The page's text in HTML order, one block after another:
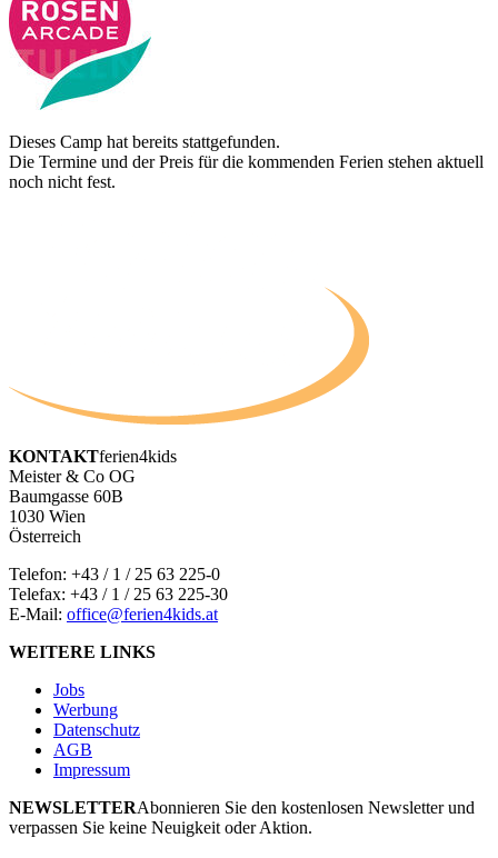
Dieses Camp hat bereits stattgefunden.
Die Termine und der Preis für die kommenden Ferien stehen aktuell
noch nicht fest.
KONTAKTferien4kids
Meister & Co OG
Baumgasse 60B
1030 Wien
Österreich
Telefon: +43 / 1 / 25 63 225-0
Telefax: +43 / 1 / 25 63 225-30
E-Mail: office@ferien4kids.at
WEITERE LINKS
Jobs
Werbung
Datenschutz
AGB
Impressum
NEWSLETTERAbonnieren Sie den kostenlosen Newsletter und
verpassen Sie keine Neuigkeit oder Aktion.